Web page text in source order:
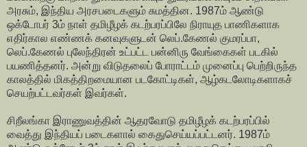
அரசும், இந்திய அரசபடைகளும் சுமத்தின. 1987ம் ஆண்டு
ஒக்டோபர் 3ம் நாள் தமிழீழக் கடற்பரப்பிலே நிராயுத பாணிகளாக
எதிர்கால எண்ணக் கனவுகளுடன் லெப்.கேணல் குமரப்பா,
லெப்.கேணல் புலேந்திரன் உட்பட்ட பன்னிரு வேங்கைகள் படகில்
பயணித்தனர். அன்று விடுதலைப் போராட்டம் முனைப்பு பெற்றிருந்த
காலத்தில் மிகத்திறமையான படகோட்டிகள், ஆழ்கடலோடிகளாகச்
செயற்பட்டவர்கள் இவர்கள்.
சிறீலங்கா இராணுவத்தின் ஆதரவோடு தமிழீழக் கடற்பரப்பில்
வைத்து இந்தியப் படைகளால் கைதுசெய்யப்பட்டனர். 1987ம்